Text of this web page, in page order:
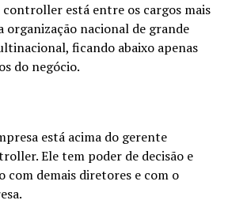
controller está entre os cargos mais
organização nacional de grande
ficando abaixo apenas
do negócio.
está acima do gerente
Ele tem poder de decisão e
com demais diretores e com o